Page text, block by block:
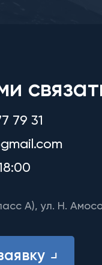
79 31
A), ул. Н.